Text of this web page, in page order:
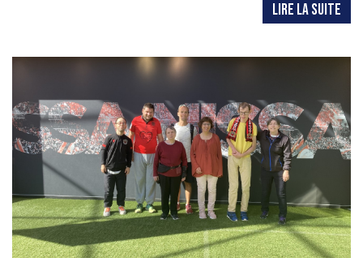
LIRE LA SUITE